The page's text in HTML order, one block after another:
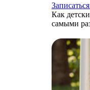
Как
самыми